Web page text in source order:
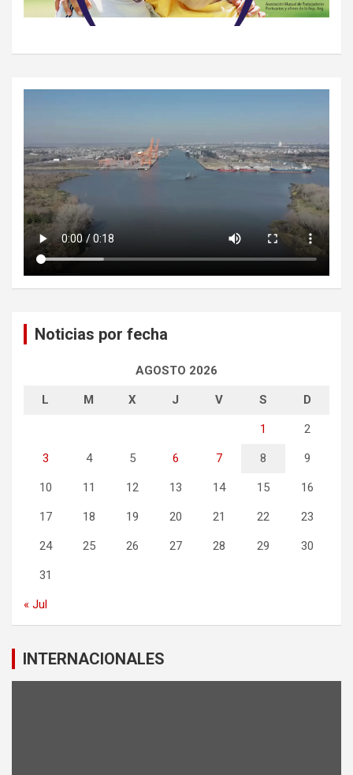
Noticias por fecha
AGOSTO 2026
L M X J V S D
1 2
3 4 5 6 7 8 9
10 11 12 13 14 15 16
17 18 19 20 21 22 23
24 25 26 27 28 29 30
31
« Jul
INTERNACIONALES